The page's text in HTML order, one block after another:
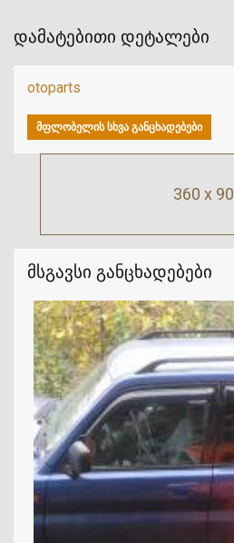
360 x 90
მსგავსი განცხადებები
დამატებითი დეტალები
otoparts
ᲛᲤᲚᲝᲑᲔᲚᲘᲡ ᲡᲮᲕᲐ ᲒᲐᲜᲪᲮᲐᲓᲔᲑᲔᲑᲘ